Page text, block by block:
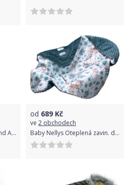
Fusak ABC Design Diamond Asphalt 2020
od 689 Kč
ve 2 obchodech
Baby Nellys Oteplená zavin. deka s kapucí minky+bavlna, 90 x 90 cm, Srnka a růže - mátová